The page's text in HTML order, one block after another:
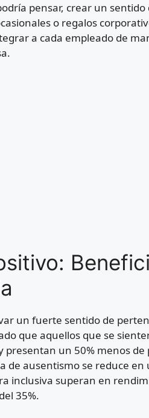
pensar, crear un
o regalos
a cada empleado de
un fuerte sentido de
que aquellos que se
presentan un 50% menos
de ausentismo se reduce en
inclusiva superan en
35%.